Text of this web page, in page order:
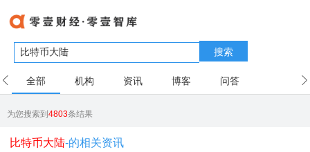
搜索
全部 机构 资讯 博客 问答
为您搜索到4803条结果
比特币大陆-的相关资讯